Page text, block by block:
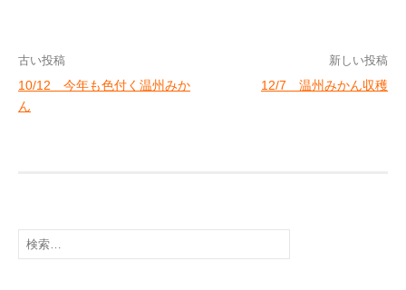
投
稿
ー
シ
古い投稿
10/12 今年も色付く温州みか
ん
新しい投稿
12/7 温州みかん収穫
検
索: